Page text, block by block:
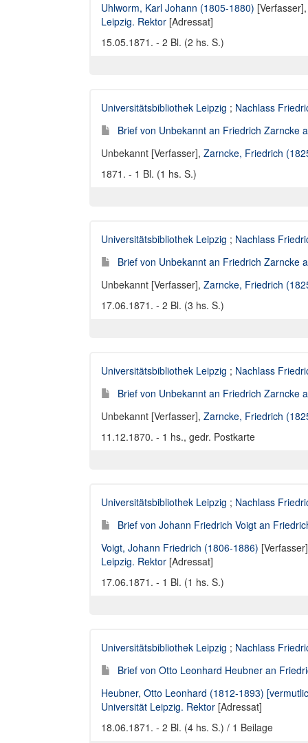
Uhlworm, Karl Johann (1805-1880)
Leipzig. Rektor [Adressat]
15.05.1871. - 2 Bl. (2 hs. S.)
Universitätsbibliothek Leipzig ; Nachlass
Brief von Unbekannt an Friedrich Zarncke
Unbekannt [Verfasser], Zarncke, Friedrich
1871. - 1 Bl. (1 hs. S.)
Universitätsbibliothek Leipzig ; Nachlass
Brief von Unbekannt an Friedrich Zarncke
Unbekannt [Verfasser], Zarncke, Friedrich
17.06.1871. - 2 Bl. (3 hs. S.)
Universitätsbibliothek Leipzig ; Nachlass
Brief von Unbekannt an Friedrich Zarncke
Unbekannt [Verfasser], Zarncke, Friedrich
11.12.1870. - 1 hs., gedr. Postkarte
Universitätsbibliothek Leipzig ; Nachlass
Brief von Johann Friedrich Voigt an
Voigt, Johann Friedrich (1806-1886)
Leipzig. Rektor [Adressat]
17.06.1871. - 1 Bl. (1 hs. S.)
Universitätsbibliothek Leipzig ; Nachlass
Brief von Otto Leonhard Heubner an
Heubner, Otto Leonhard (1812-1893)
Universität Leipzig. Rektor [Adressat]
18.06.1871. - 2 Bl. (4 hs. S.) / 1 Beilage